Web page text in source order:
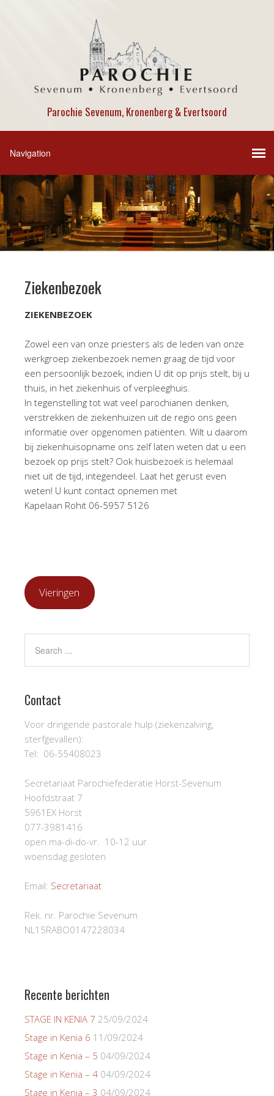
Parochie Sevenum, Kronenberg & Evertsoord
Ziekenbezoek
ZIEKENBEZOEK
Zowel een van onze priesters als de leden van onze
werkgroep ziekenbezoek nemen graag de tijd voor
een persoonlijk bezoek, indien U dit op prijs stelt, bij u
thuis, in het ziekenhuis of verpleeghuis.
In tegenstelling tot wat veel parochianen denken,
verstrekken de ziekenhuizen uit de regio ons geen
informatie over opgenomen patiënten. Wilt u daarom
bij ziekenhuisopname ons zelf laten weten dat u een
bezoek op prijs stelt? Ook huisbezoek is helemaal
niet uit de tijd, integendeel. Laat het gerust even
weten! U kunt contact opnemen met
Kapelaan Rohit 06-5957 5126
Vieringen
Contact
Voor dringende pastorale hulp (ziekenzalving,
sterfgevallen):
Tel: 06-55408023
Secretariaat Parochiefederatie Horst-Sevenum
Hoofdstraat 7
5961EX Horst
077-3981416
open ma-di-do-vr. 10-12 uur
woensdag gesloten
Email: Secretariaat
Rek. nr. Parochie Sevenum
NL15RABO0147228034
Recente berichten
STAGE IN KENIA 7 25/09/2024
Stage in Kenia 6 11/09/2024
Stage in Kenia – 5 04/09/2024
Stage in Kenia – 4 04/09/2024
Stage in Kenia – 3 04/09/2024